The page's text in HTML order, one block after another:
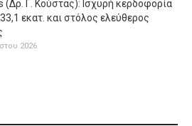
(Δρ. Γ. Κούστας): Ισχυρή κερδοφορία
εκατ. και στόλος ελεύθερος
2026